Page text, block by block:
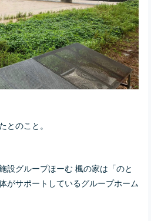
のこと。
設グループほーむ 楓の家は「のと
がサポートしているグループホーム